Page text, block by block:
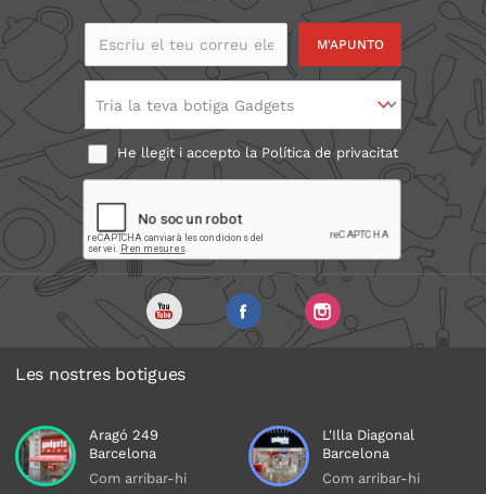
Escriu el teu correu
Tria la teva botiga Gadgets
He llegit i accepto laPolítica de privacitat
Les nostres botigues
Aragó 249
Barcelona
Com arribar-hi
L'Illa Diagonal
Barcelona
Com arribar-hi